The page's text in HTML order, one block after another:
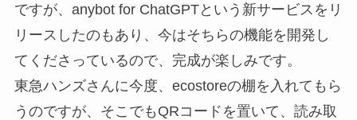
ですが、anybot for ChatGPTという新サービスをリ
リースしたのもあり、今はそちらの機能を開発し
てくださっているので、完成が楽しみです。
東急ハンズさんに今度、ecostoreの棚を入れてもら
うのですが、そこでもQRコードを置いて、読み取